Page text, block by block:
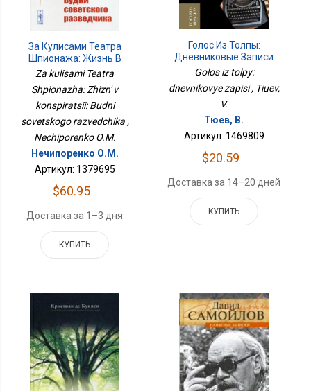
За Кулисами Театра
Шпионажа: Жизнь В
Конспирации: Будни
Za kulisami Teatra
Shpionazha: Zhizn' v
konspiratsii: Budni
sovetskogo razvedchika ,
Nechiporenko O.M.
Нечипоренко О.М.
Артикул: 1379695
$60.95
Доставка за 1–3 дня
КУПИТЬ
Голос Из Толпы:
Дневниковые Записи
Golos iz tolpy:
dnevnikovye zapisi , Tiuev,
V.
Тюев, В.
Артикул: 1469809
$20.59
Доставка за 14–20 дней
КУПИТЬ